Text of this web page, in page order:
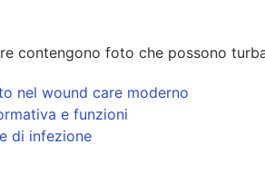
contengono foto che possono
nel wound care moderno
e funzioni
di infezione